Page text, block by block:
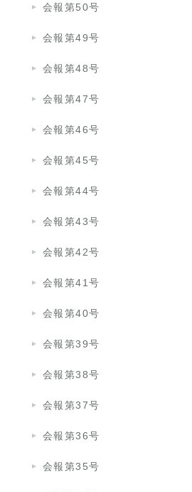
会報第50号
会報第49号
会報第48号
会報第47号
会報第46号
会報第45号
会報第44号
会報第43号
会報第42号
会報第41号
会報第40号
会報第39号
会報第38号
会報第37号
会報第36号
会報第35号